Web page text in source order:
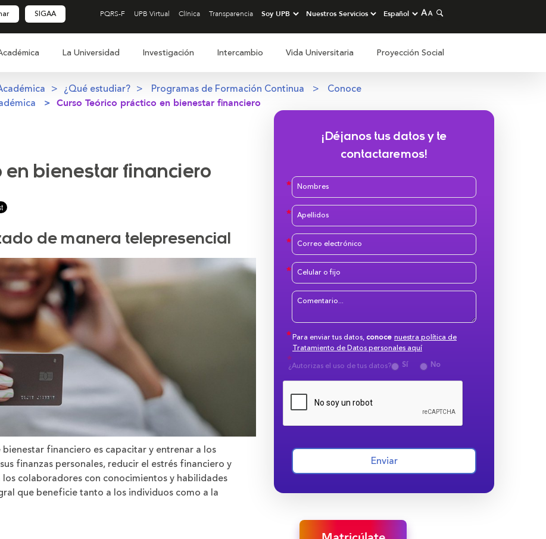
SIGAA PQRS-F UPB Virtual Clínica Transparencia
La Universidad Investigación Intercambio Vida Universitaria Proyección Social
¿Qué estudiar? Programas de Formación Continua
Conoce
Curso Teórico práctico en bienestar financiero
en bienestar financiero
de manera telepresencial
financiero es capacitar y entrenar a los
finanzas personales, reducir el estrés financiero y
colaboradores con conocimientos y habilidades
que beneficie tanto a los individuos como a la
¡Déjanos tus datos y te
contactaremos!
Para enviar tus datos,conoce nuestra política de
Tratamiento de Datos personales aquí
¿Autorizas el uso de tus datos?
Sí No
Enviar